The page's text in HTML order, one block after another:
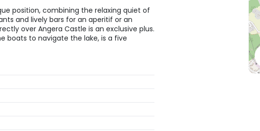
position, combining the relaxing quiet of
and lively bars for an aperitif or an
over Angera Castle is an exclusive plus.
boats to navigate the lake, is a five